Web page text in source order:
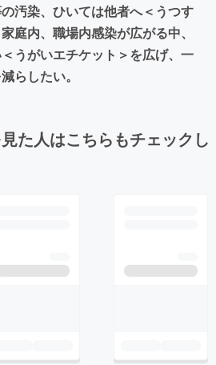
汚染、ひいては他者へ＜うつす
庭内、職場内感染が広がる中、
うがいエチケット＞を広げ、一
らしたい。
た人はこちらもチェックし